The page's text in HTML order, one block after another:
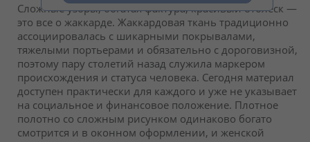
Сложные узоры, богатая фактура, красивый отблеск —
это все о жаккарде. Жаккардовая ткань традиционно
ассоциировалась с шикарными покрывалами,
тяжелыми портьерами и обязательно с дороговизной,
поэтому пару столетий назад служила маркером
происхождения и статуса человека. Сегодня материал
доступен практически для каждого и уже не указывает
на социальное и финансовое положение. Плотное
полотно со сложным рисунком одинаково богато
смотрится и в оконном оформлении, и женской